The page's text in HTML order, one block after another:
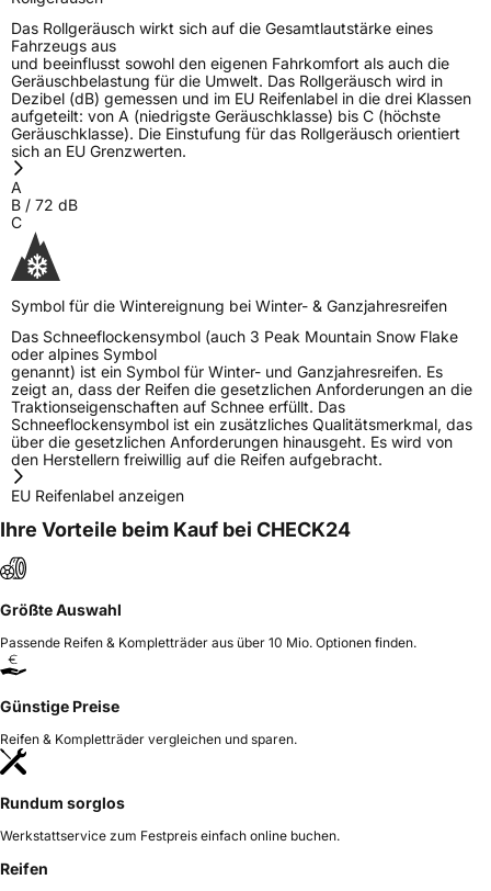
Das Rollgeräusch wirkt sich auf die Gesamtlautstärke eines
Fahrzeugs aus
und beeinflusst sowohl den eigenen Fahrkomfort als auch die
Geräuschbelastung für die Umwelt. Das Rollgeräusch wird in
Dezibel (dB) gemessen und im EU Reifenlabel in die drei Klassen
aufgeteilt: von A (niedrigste Geräuschklasse) bis C (höchste
Geräuschklasse). Die Einstufung für das Rollgeräusch orientiert
sich an EU Grenzwerten.
A
B / 72 dB
C
Symbol für die Wintereignung bei Winter- & Ganzjahresreifen
Das Schneeflockensymbol (auch 3 Peak Mountain Snow Flake
oder alpines Symbol
genannt) ist ein Symbol für Winter- und Ganzjahresreifen. Es
zeigt an, dass der Reifen die gesetzlichen Anforderungen an die
Traktionseigenschaften auf Schnee erfüllt. Das
Schneeflockensymbol ist ein zusätzliches Qualitätsmerkmal, das
über die gesetzlichen Anforderungen hinausgeht. Es wird von
den Herstellern freiwillig auf die Reifen aufgebracht.
EU Reifenlabel anzeigen
Ihre Vorteile beim Kauf bei CHECK24
Größte Auswahl
Passende Reifen & Kompletträder aus über 10 Mio. Optionen finden.
Günstige Preise
Reifen & Kompletträder vergleichen und sparen.
Rundum sorglos
Werkstattservice zum Festpreis einfach online buchen.
Reifen